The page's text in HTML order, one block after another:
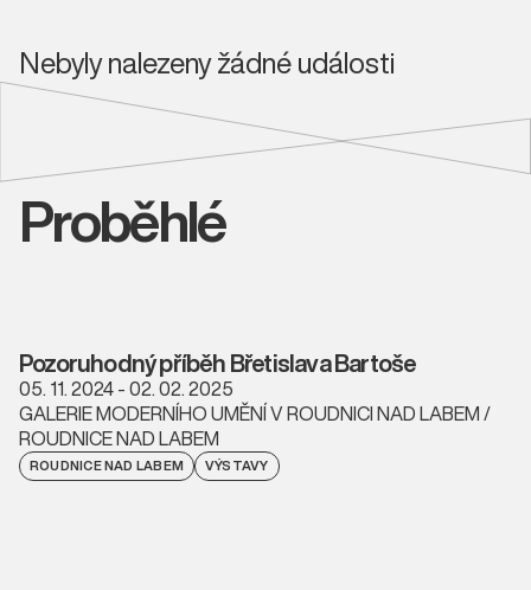
Nebyly nalezeny žádné události
Proběhlé
Pozoruhodný příběh Břetislava Bartoše
05. 11. 2024 - 02. 02. 2025
GALERIE MODERNÍHO UMĚNÍ V ROUDNICI NAD LABEM /
ROUDNICE NAD LABEM
ROUDNICE NAD LABEM VÝSTAVY